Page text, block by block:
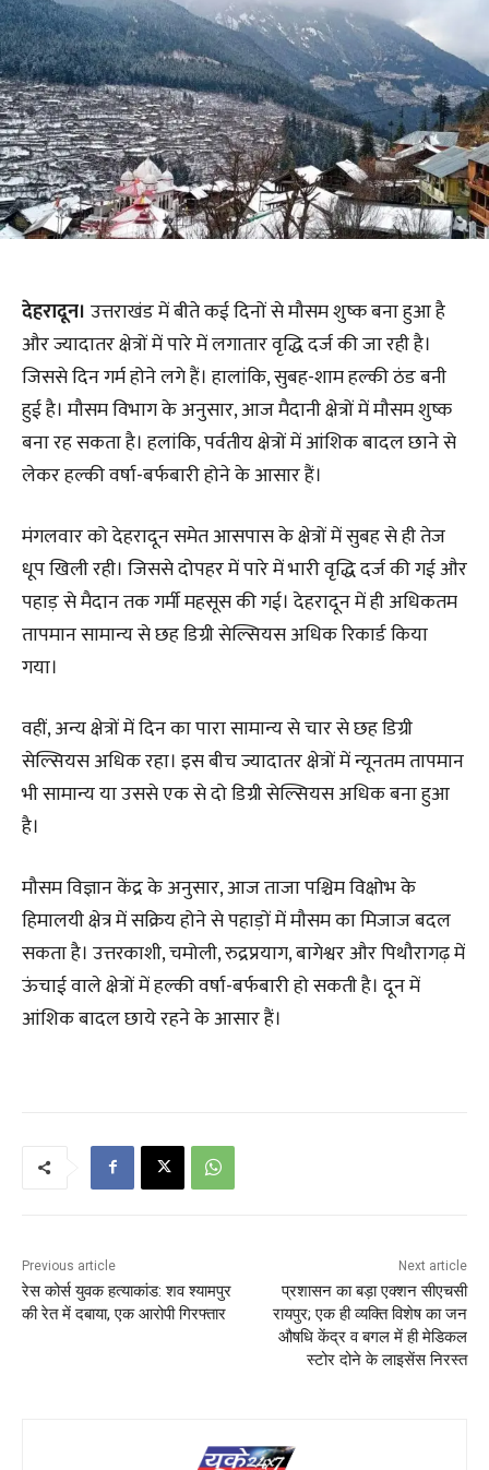
देहरादून। उत्तराखंड में बीते कई दिनों से मौसम शुष्क बना हुआ है
और ज्यादातर क्षेत्रों में पारे में लगातार वृद्धि दर्ज की जा रही है।
जिससे दिन गर्म होने लगे हैं। हालांकि, सुबह-शाम हल्की ठंड बनी
हुई है। मौसम विभाग के अनुसार, आज मैदानी क्षेत्रों में मौसम शुष्क
बना रह सकता है। हलांकि, पर्वतीय क्षेत्रों में आंशिक बादल छाने से
लेकर हल्की वर्षा-बर्फबारी होने के आसार हैं।
मंगलवार को देहरादून समेत आसपास के क्षेत्रों में सुबह से ही तेज
धूप खिली रही। जिससे दोपहर में पारे में भारी वृद्धि दर्ज की गई और
पहाड़ से मैदान तक गर्मी महसूस की गई। देहरादून में ही अधिकतम
तापमान सामान्य से छह डिग्री सेल्सियस अधिक रिकार्ड किया
गया।
वहीं, अन्य क्षेत्रों में दिन का पारा सामान्य से चार से छह डिग्री
सेल्सियस अधिक रहा। इस बीच ज्यादातर क्षेत्रों में न्यूनतम तापमान
भी सामान्य या उससे एक से दो डिग्री सेल्सियस अधिक बना हुआ
है।
मौसम विज्ञान केंद्र के अनुसार, आज ताजा पश्चिम विक्षोभ के
हिमालयी क्षेत्र में सक्रिय होने से पहाड़ों में मौसम का मिजाज बदल
सकता है। उत्तरकाशी, चमोली, रुद्रप्रयाग, बागेश्वर और पिथौरागढ़ में
ऊंचाई वाले क्षेत्रों में हल्की वर्षा-बर्फबारी हो सकती है। दून में
आंशिक बादल छाये रहने के आसार हैं।
Previous article
रेस कोर्स युवक हत्याकांड: शव श्यामपुर
की रेत में दबाया, एक आरोपी गिरफ्तार
Next article
प्रशासन का बड़ा एक्शन सीएचसी
रायपुर; एक ही व्यक्ति विशेष का जन
औषधि केंद्र व बगल में ही मेडिकल
स्टोर दोने के लाइसेंस निरस्त